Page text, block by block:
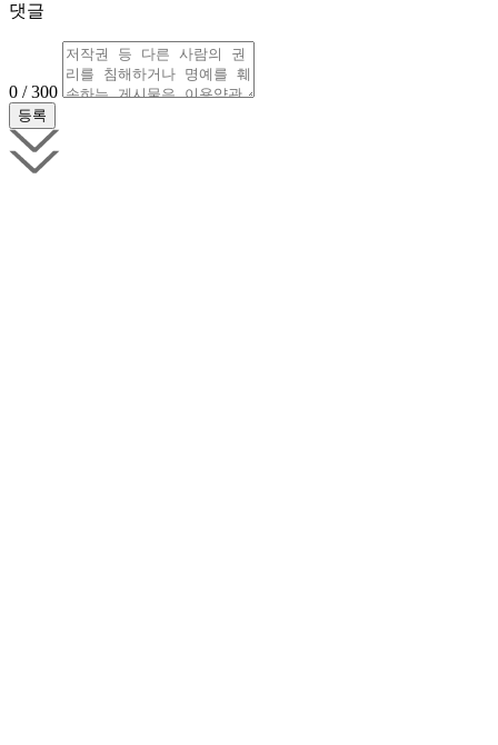
댓글
0 / 300